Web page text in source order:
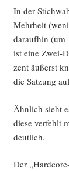
In der
Mehr­heit (
dar­auf­hin (um
ist eine Zwei-
zent äußerst
die Sat­zung
Ähn­lich sieht
die­se ver­fehlt
deutlich.
Der